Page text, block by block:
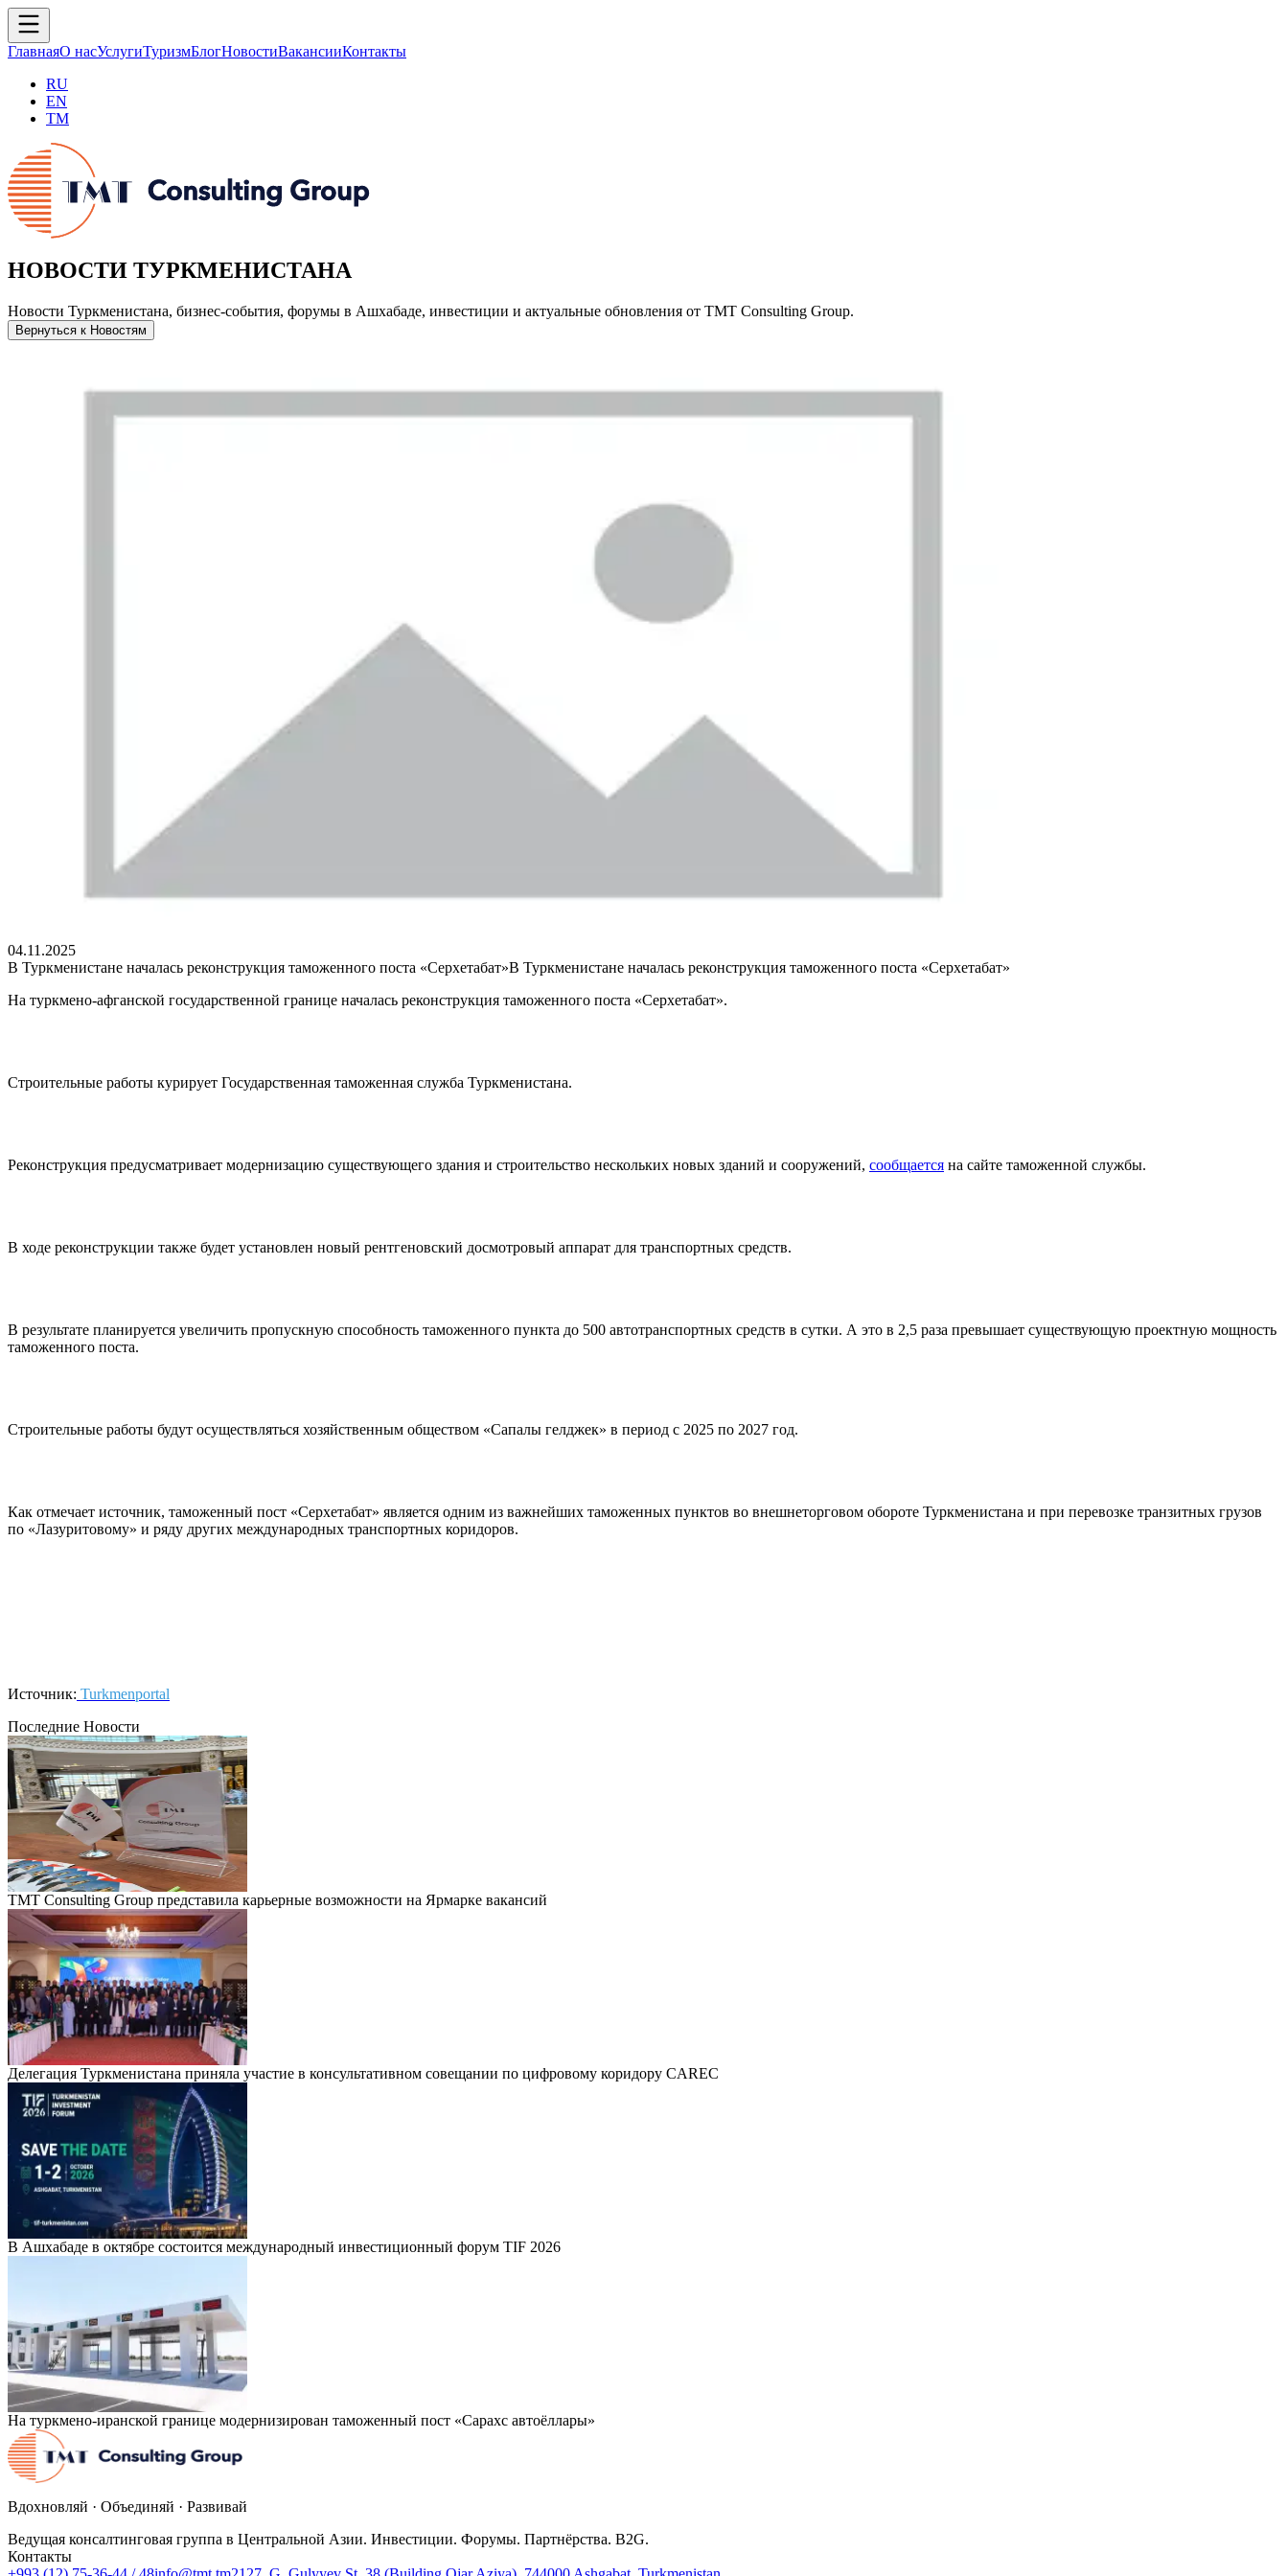
ГлавнаяО насУслугиТуризмБлогНовостиВакансииКонтакты
RU
EN
TM
НОВОСТИ ТУРКМЕНИСТАНА
Новости Туркменистана, бизнес-события, форумы в Ашхабаде, инвестиции и актуальные обновления от TMT Consulting Group.
Вернуться к Новостям
04.11.2025
В Туркменистане началась реконструкция таможенного поста «Серхетабат»В Туркменистане началась реконструкция таможенного поста «Серхетабат»
На туркмено-афганской государственной границе началась реконструкция таможенного поста «Серхетабат».
Строительные работы курирует Государственная таможенная служба Туркменистана.
Реконструкция предусматривает модернизацию существующего здания и строительство нескольких новых зданий и сооружений, сообщается на сайте таможенной службы.
В ходе реконструкции также будет установлен новый рентгеновский досмотровый аппарат для транспортных средств.
В результате планируется увеличить пропускную способность таможенного пункта до 500 автотранспортных средств в сутки. А это в 2,5 раза превышает существующую проектную мощность
таможенного поста.
Строительные работы будут осуществляться хозяйственным обществом «Сапалы гелджек» в период с 2025 по 2027 год.
Как отмечает источник, таможенный пост «Серхетабат» является одним из важнейших таможенных пунктов во внешнеторговом обороте Туркменистана и при перевозке транзитных грузов
по «Лазуритовому» и ряду других международных транспортных коридоров.
Источник: Turkmenportal
Последние Новости
TMT Consulting Group представила карьерные возможности на Ярмарке вакансий
Делегация Туркменистана приняла участие в консультативном совещании по цифровому коридору CAREC
В Ашхабаде в октябре состоится международный инвестиционный форум TIF 2026
На туркмено-иранской границе модернизирован таможенный пост «Сарахс автоёллары»
Вдохновляй · Объединяй · Развивай
Ведущая консалтинговая группа в Центральной Азии. Инвестиции. Форумы. Партнёрства. B2G.
Контакты